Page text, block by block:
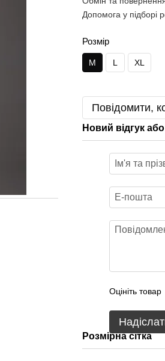
Допомога у підборі
Розмір
M L XL
Повідомити,
Новий відгук
Оцініть товар
Розмірна сітка